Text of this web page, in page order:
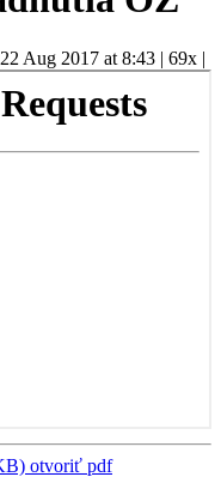
22 Aug 2017 at 8:43 | 69x |
otvoriť pdf